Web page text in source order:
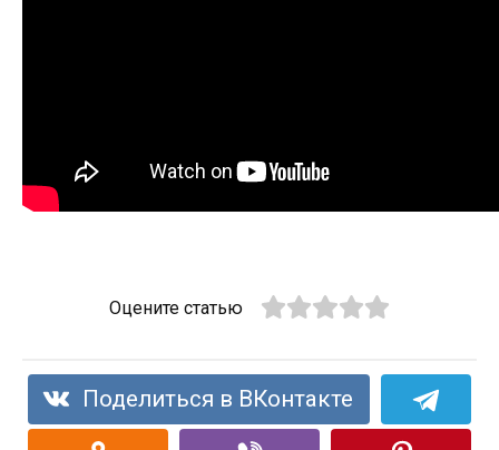
Оцените статью
Поделиться в ВКонтакте